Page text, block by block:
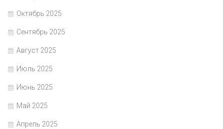
Октябрь 2025
Сентябрь 2025
Август 2025
Июль 2025
Июнь 2025
Май 2025
Апрель 2025